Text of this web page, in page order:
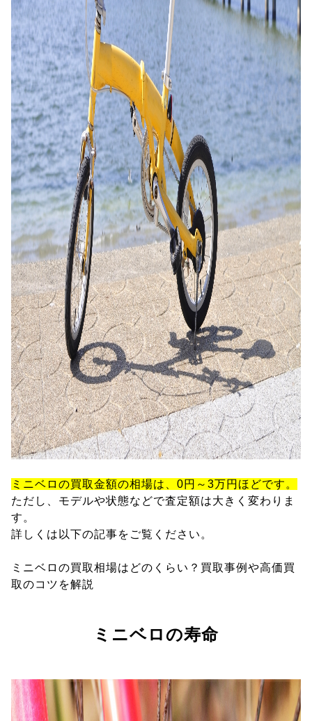
ミニベロの買取金額の相場は、0円～3万円ほどです。
ただし、モデルや状態などで査定額は大きく変わりま
す。
詳しくは以下の記事をご覧ください。
ミニベロの買取相場はどのくらい？買取事例や高価買
取のコツを解説
ミニベロの寿命